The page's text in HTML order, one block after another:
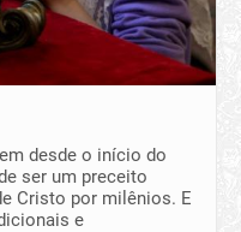
desde o início do
ser um preceito
Cristo por milênios. E
e